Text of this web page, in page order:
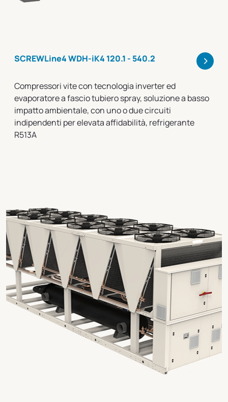
SCREWLine4 WDH-iK4 120.1 - 540.2 >
Compressori vite con tecnologia inverter ed
evaporatore a fascio tubiero spray, soluzione a basso
impatto ambientale, con uno o due circuiti
indipendenti per elevata affidabilità, refrigerante
R513A